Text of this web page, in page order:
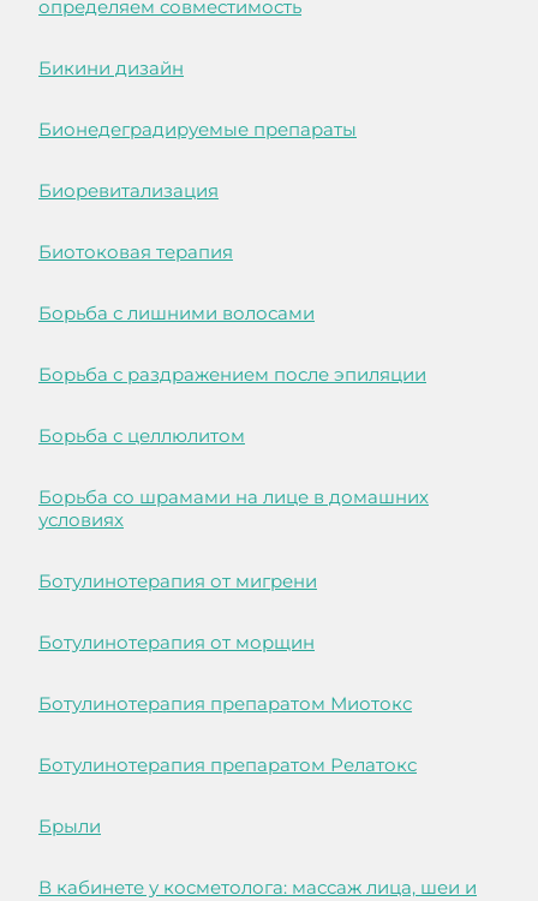
определяем совместимость
Бикини дизайн
Бионедеградируемые препараты
Биоревитализация
Биотоковая терапия
Борьба с лишними волосами
Борьба с раздражением после эпиляции
Борьба с целлюлитом
Борьба со шрамами на лице в домашних
условиях
Ботулинотерапия от мигрени
Ботулинотерапия от морщин
Ботулинотерапия препаратом Миотокс
Ботулинотерапия препаратом Релатокс
Брыли
В кабинете у косметолога: массаж лица, шеи и